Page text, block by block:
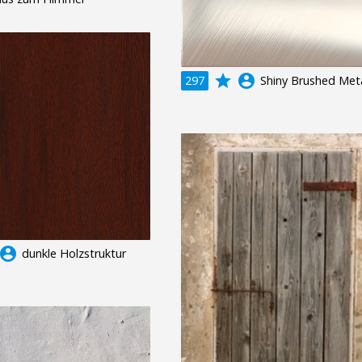
297 grade account_circle Shiny Brushed
account_circle dunkle Holzstruktur